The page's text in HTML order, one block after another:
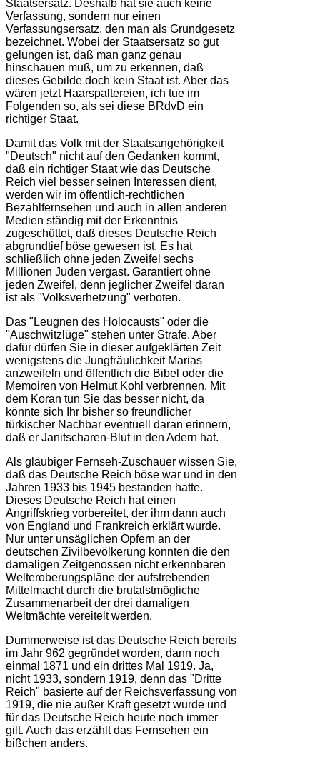
Staatsersatz. Deshalb hat sie auch keine
Verfassung, sondern nur einen
Verfassungsersatz, den man als Grundgesetz
bezeichnet. Wobei der Staatsersatz so gut
gelungen ist, daß man ganz genau
hinschauen muß, um zu erkennen, daß
dieses Gebilde doch kein Staat ist. Aber das
wären jetzt Haarspaltereien, ich tue im
Folgenden so, als sei diese BRdvD ein
richtiger Staat.
Damit das Volk mit der Staatsangehörigkeit
"Deutsch" nicht auf den Gedanken kommt,
daß ein richtiger Staat wie das Deutsche
Reich viel besser seinen Interessen dient,
werden wir im öffentlich-rechtlichen
Bezahlfernsehen und auch in allen anderen
Medien ständig mit der Erkenntnis
zugeschüttet, daß dieses Deutsche Reich
abgrundtief böse gewesen ist. Es hat
schließlich ohne jeden Zweifel sechs
Millionen Juden vergast. Garantiert ohne
jeden Zweifel, denn jeglicher Zweifel daran
ist als "Volksverhetzung" verboten.
Das "Leugnen des Holocausts" oder die
"Auschwitzlüge" stehen unter Strafe. Aber
dafür dürfen Sie in dieser aufgeklärten Zeit
wenigstens die Jungfräulichkeit Marias
anzweifeln und öffentlich die Bibel oder die
Memoiren von Helmut Kohl verbrennen. Mit
dem Koran tun Sie das besser nicht, da
könnte sich Ihr bisher so freundlicher
türkischer Nachbar eventuell daran erinnern,
daß er Janitscharen-Blut in den Adern hat.
Als gläubiger Fernseh-Zuschauer wissen Sie,
daß das Deutsche Reich böse war und in den
Jahren 1933 bis 1945 bestanden hatte.
Dieses Deutsche Reich hat einen
Angriffskrieg vorbereitet, der ihm dann auch
von England und Frankreich erklärt wurde.
Nur unter unsäglichen Opfern an der
deutschen Zivilbevölkerung konnten die den
damaligen Zeitgenossen nicht erkennbaren
Welteroberungspläne der aufstrebenden
Mittelmacht durch die brutalstmögliche
Zusammenarbeit der drei damaligen
Weltmächte vereitelt werden.
Dummerweise ist das Deutsche Reich bereits
im Jahr 962 gegründet worden, dann noch
einmal 1871 und ein drittes Mal 1919. Ja,
nicht 1933, sondern 1919, denn das "Dritte
Reich" basierte auf der Reichsverfassung von
1919, die nie außer Kraft gesetzt wurde und
für das Deutsche Reich heute noch immer
gilt. Auch das erzählt das Fernsehen ein
bißchen anders.